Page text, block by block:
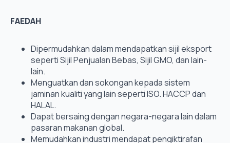
FAEDAH
Dipermudahkan dalam mendapatkan sijil eksport
seperti Sijil Penjualan Bebas, Sijil GMO, dan lain-
lain.
Menguatkan dan sokongan kepada sistem
jaminan kualiti yang lain seperti ISO. HACCP dan
HALAL.
Dapat bersaing dengan negara-negara lain dalam
pasaran makanan global.
Memudahkan industri mendapat pengiktirafan